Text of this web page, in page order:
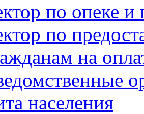
по опеке и
по
на
населения